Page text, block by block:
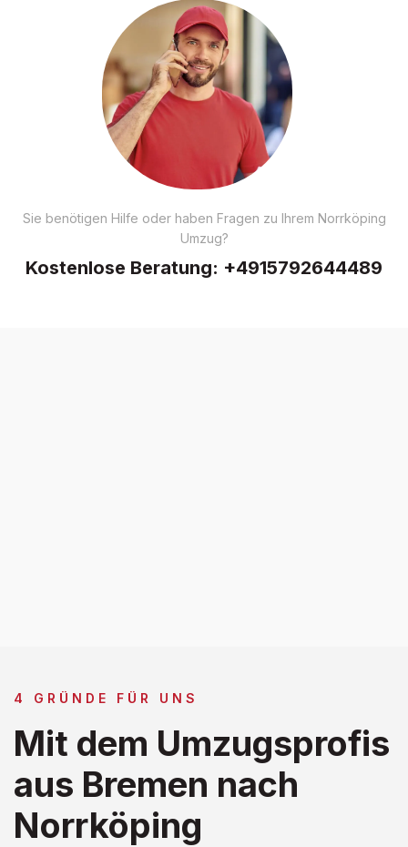
Sie benötigen Hilfe oder haben Fragen zu Ihrem Norrköping
Umzug?
Kostenlose Beratung: +4915792644489
4 GRÜNDE FÜR UNS
Mit dem Umzugsprofis
aus Bremen nach
Norrköping